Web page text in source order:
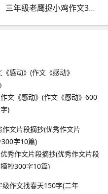
三年级老鹰捉小鸡作文300字(三年级优秀作文老鹰捉小鸡300字)
作文《感动》(作文《感动》600
字)
优秀作文片段摘抄(优秀作文片段
摘抄300字10篇)